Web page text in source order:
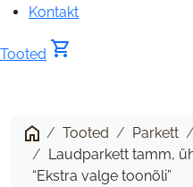
Kontakt
Tooted shopping_cart
ühe-
lipiline
Tooted Parkett
Laudparkett tamm,
“Ekstra valge toonõli”